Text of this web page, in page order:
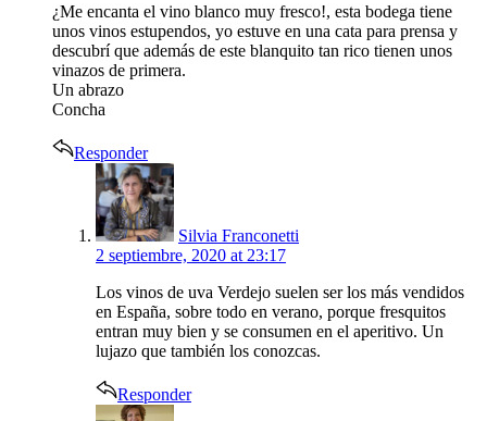
¿Me encanta el vino blanco muy fresco!, esta bodega tiene
unos vinos estupendos, yo estuve en una cata para prensa y
descubrí que además de este blanquito tan rico tienen unos
vinazos de primera.
Un abrazo
Concha
Responder
says:
Silvia Franconetti
2 septiembre, 2020 at 23:17
Los vinos de uva Verdejo suelen ser los más vendidos
en España, sobre todo en verano, porque fresquitos
entran muy bien y se consumen en el aperitivo. Un
lujazo que también los conozcas.
Responder
says: